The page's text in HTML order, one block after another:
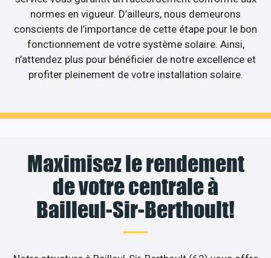
normes en vigueur. D’ailleurs, nous demeurons
conscients de l’importance de cette étape pour le bon
fonctionnement de votre système solaire. Ainsi,
n’attendez plus pour bénéficier de notre excellence et
profiter pleinement de votre installation solaire.
Maximisez le rendement
de votre centrale à
Bailleul-Sir-Berthoult!